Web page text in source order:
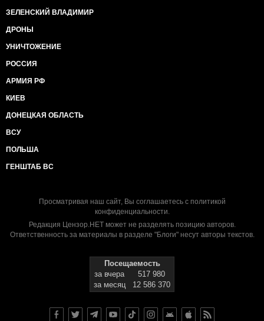
ЗЕЛЕНСКИЙ ВЛАДИМИР
ДРОНЫ
УНИЧТОЖЕНИЕ
РОССИЯ
АРМИЯ РФ
КИЕВ
ДОНЕЦКАЯ ОБЛАСТЬ
ВСУ
ПОЛЬША
ГЕНШТАБ ВС
Просматривая наш сайт, Вы соглашаетесь с политикой
конфиденциальности.
Редакция Цензор.НЕТ может не разделять позицию авторов.
Ответственность за материалы в разделе "Блоги" несут авторы текстов.
Посещаемость
за вчера
517 980
за месяц
12 586 370